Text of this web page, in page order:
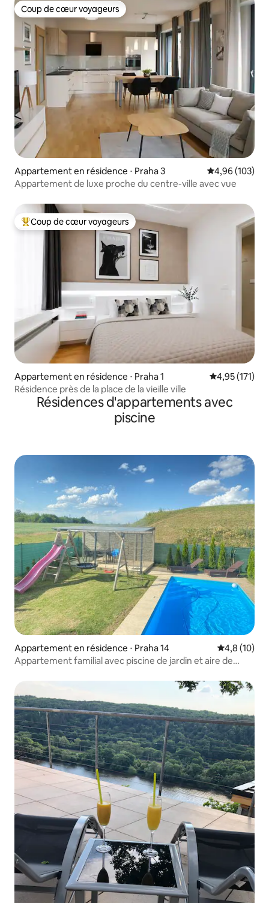
Coup de cœur voyageurs
Coup de cœur voyageurs
Appartement en résidence ⋅ Praha 3 Évaluation
4,96 (103)
Appartement de luxe proche du centre-ville avec vue
Coups de cœur voyageurs les plus appréciés
Coup de cœur voyageurs
Appartement en résidence ⋅ Praha 1 Évaluation
4,95 (171)
Résidence près de la place de la vieille ville
Résidences d'appartements avec
piscine
Appartement en résidence ⋅ Praha 14 Évaluation
4,8 (10)
Appartement familial avec piscine de jardin et aire de